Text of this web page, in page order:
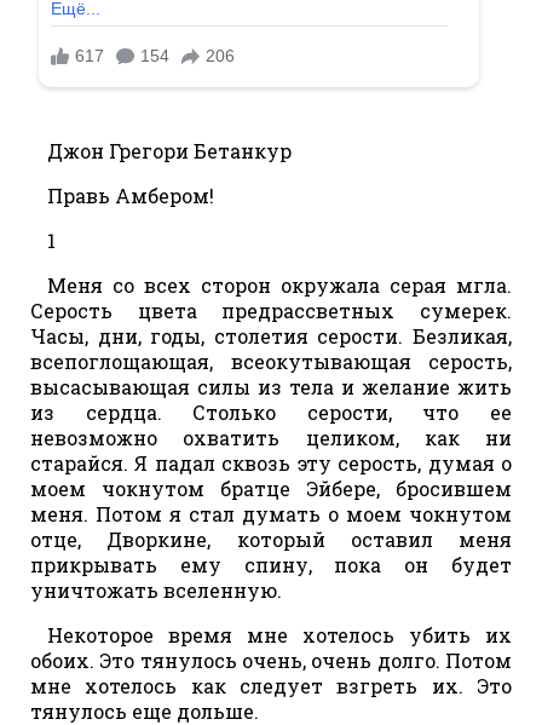
Джон Грегори Бетанкур
Правь Амбером!
1
Меня со всех сторон окружала серая мгла.
Серость цвета предрассветных сумерек.
Часы, дни, годы, столетия серости. Безликая,
всепоглощающая, всеокутывающая серость,
высасывающая силы из тела и желание жить
из сердца. Столько серости, что ее
невозможно охватить целиком, как ни
старайся. Я падал сквозь эту серость, думая о
моем чокнутом братце Эйбере, бросившем
меня. Потом я стал думать о моем чокнутом
отце, Дворкине, который оставил меня
прикрывать ему спину, пока он будет
уничтожать вселенную.
Некоторое время мне хотелось убить их
обоих. Это тянулось очень, очень долго. Потом
мне хотелось как следует взгреть их. Это
тянулось еще дольше.